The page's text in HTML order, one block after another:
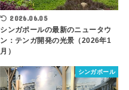
2026.06.05
シンガポールの最新のニュータウ
ン：テンガ開発の光景（2026年1
月）
シンガポール